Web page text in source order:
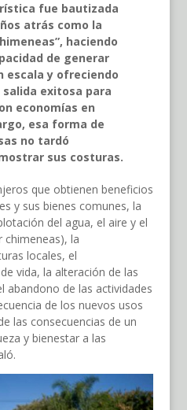
fue bautizada
atrás como la
haciendo
de generar
escala y ofreciendo
salida exitosa para
economías en
esa forma de
no tardó
sus costuras.
que obtienen beneficios
y sus bienes comunes, la
del agua, el aire y el
chimeneas), la
locales, el
vida, la alteración de las
abandono de las actividades
de los nuevos usos
las consecuencias de un
y bienestar a las